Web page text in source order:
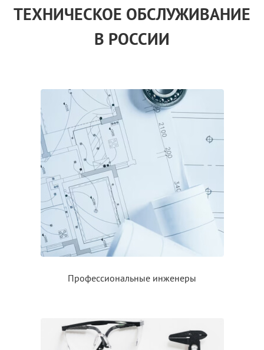
ТЕХНИЧЕСКОЕ ОБСЛУЖИВАНИЕ
В РОССИИ
Профессиональные инженеры